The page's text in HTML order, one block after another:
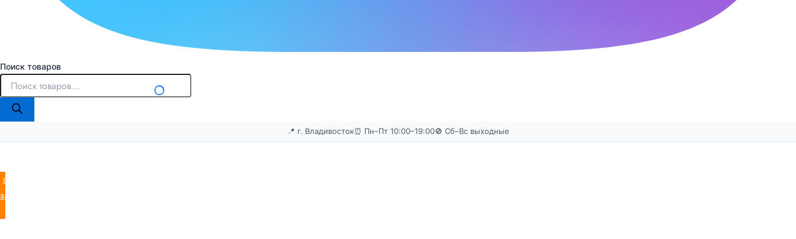
Поиск товаров
📍 г. Владивосток⏰ Пн–Пт 10:00–19:00🚫 Сб–Вс выходные
Оставить
заявку